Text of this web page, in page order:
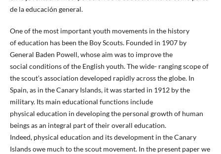
de la educación general.
One of the most important youth movements in the history
of education has been the Boy Scouts. Founded in 1907 by
General Baden Powell, whose aim was to improve the
social conditions of the English youth. The wide- ranging scope of
the scout’s association developed rapidly across the globe. In
Spain, as in the Canary Islands, it was started in 1912 by the
military. Its main educational functions include
physical education in developing the personal growth of human
beings as an integral part of their overall education.
Indeed, physical education and its development in the Canary
Islands owe much to the scout movement. In the present paper we